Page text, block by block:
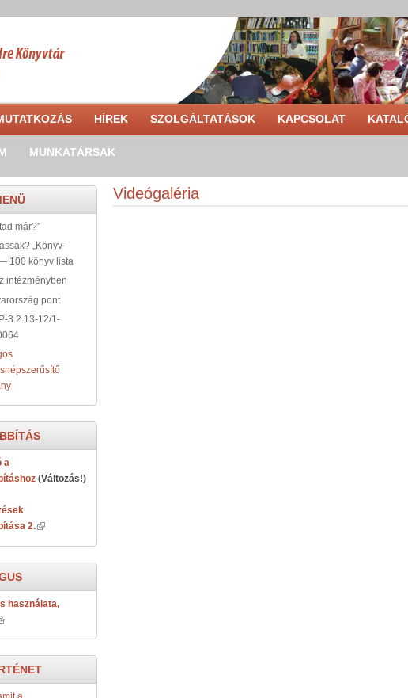
HÍREK SZOLGÁLTATÁSOK KAPCSOLAT
MUNKATÁRSAK
Videógaléria
már?"
„Könyv-
100 könyv lista
intézményben
pont
3.2.13-12/1-
a
(Változás!)
2.
használata,